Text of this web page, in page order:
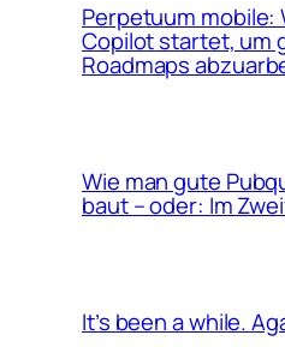
Perpetuum mobile:
Copilot startet, um
Roadmaps
Wie man gute
baut – oder: Im
It’s been a while.